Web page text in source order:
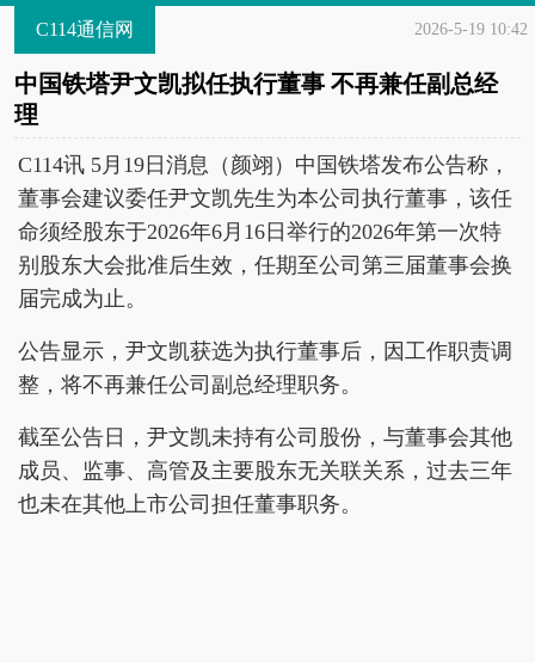
C114通信网 2026-5-19 10:42
中国铁塔尹文凯拟任执行董事 不再兼任副总经
理
C114讯 5月19日消息（颜翊）中国铁塔发布公告称，
董事会建议委任尹文凯先生为本公司执行董事，该任
命须经股东于2026年6月16日举行的2026年第一次特
别股东大会批准后生效，任期至公司第三届董事会换
届完成为止。
公告显示，尹文凯获选为执行董事后，因工作职责调
整，将不再兼任公司副总经理职务。
截至公告日，尹文凯未持有公司股份，与董事会其他
成员、监事、高管及主要股东无关联关系，过去三年
也未在其他上市公司担任董事职务。